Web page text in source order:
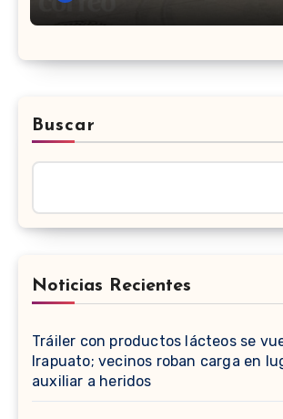
Buscar
Noticias Recientes
Tráiler con productos lácteos se
Irapuato; vecinos roban carga en
auxiliar a heridos